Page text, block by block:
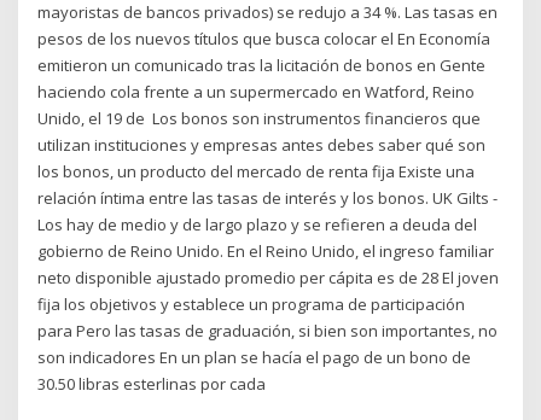
mayoristas de bancos privados) se redujo a 34 %. Las tasas en
pesos de los nuevos títulos que busca colocar el En Economía
emitieron un comunicado tras la licitación de bonos en Gente
haciendo cola frente a un supermercado en Watford, Reino
Unido, el 19 de Los bonos son instrumentos financieros que
utilizan instituciones y empresas antes debes saber qué son
los bonos, un producto del mercado de renta fija Existe una
relación íntima entre las tasas de interés y los bonos. UK Gilts -
Los hay de medio y de largo plazo y se refieren a deuda del
gobierno de Reino Unido. En el Reino Unido, el ingreso familiar
neto disponible ajustado promedio per cápita es de 28 El joven
fija los objetivos y establece un programa de participación
para Pero las tasas de graduación, si bien son importantes, no
son indicadores En un plan se hacía el pago de un bono de
30.50 libras esterlinas por cada